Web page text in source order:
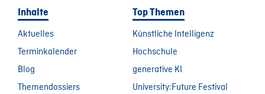
Inhalte
Aktuelles
Terminkalender
Blog
Themendossiers
Top Themen
Künstliche Intelligenz
Hochschule
generative KI
University:Future Festival